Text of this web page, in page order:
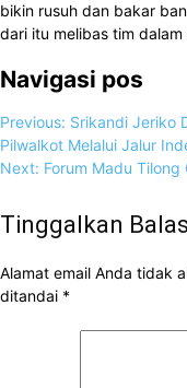
bikin rusuh dan bakar
dari itu melibas tim
Navigasi pos
Previous: Srikandi Jeriko
Pilwalkot Melalui Jalur
Next: Forum Madu Tilong
Tinggalkan
Alamat email Anda tidak
ditandai *